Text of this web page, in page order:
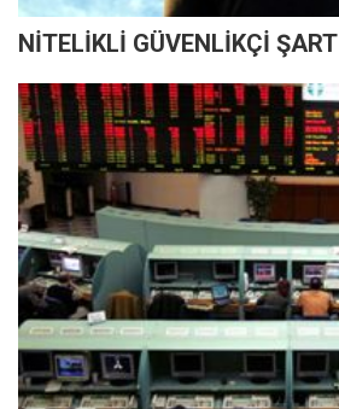
NİTELİKLİ GÜVENLİKÇİ ŞART